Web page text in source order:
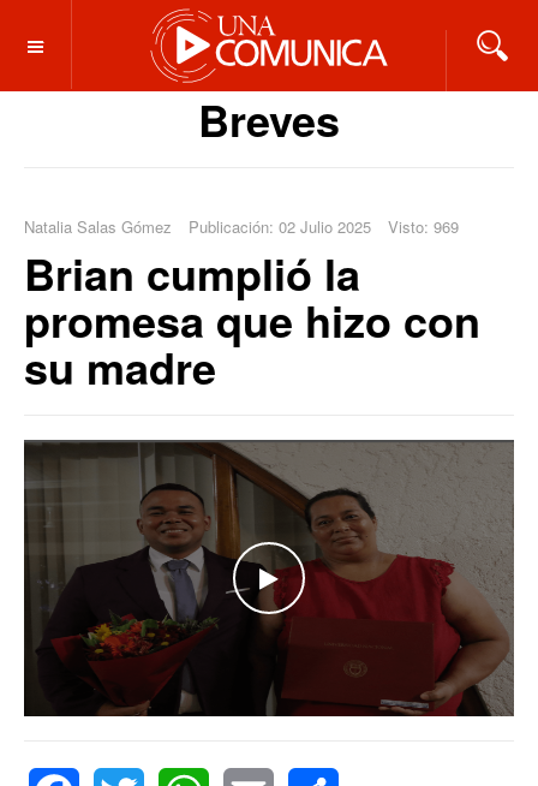
OFF CANVAS
Breves
Natalia Salas Gómez Publicación: 02 Julio 2025 Visto: 969
Brian cumplió la
promesa que hizo con
su madre
WATCH THE VIDEO